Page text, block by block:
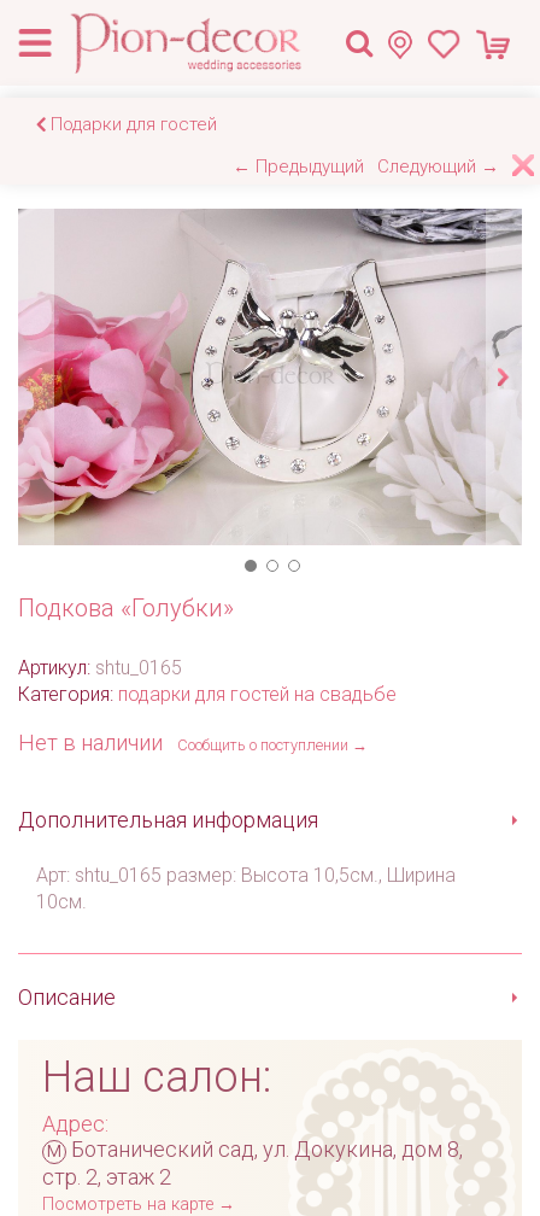
Подарки для гостей
← Предыдущий
Следующий →
Подкова «Голубки»
Артикул: shtu_0165
Категория: подарки для гостей на свадьбе
Нет в наличии Сообщить о поступлении →
Дополнительная информация
Арт: shtu_0165 размер: Высота 10,5см., Ширина
10см.
Описание
Наш салон:
Адрес:
м Ботанический сад, ул. Докукина, дом 8,
стр. 2, этаж 2
Посмотреть на карте →